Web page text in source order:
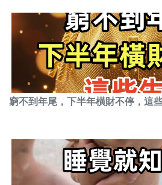
窮不到年尾，下半年橫財不停，這